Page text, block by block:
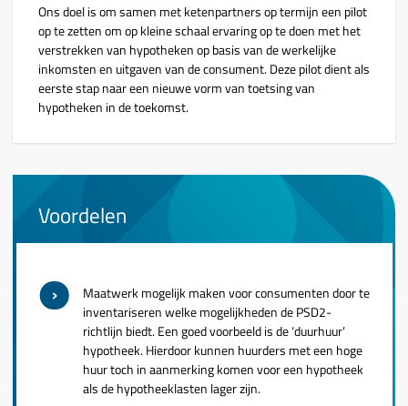
Ons doel is om samen met ketenpartners op termijn een pilot
op te zetten om op kleine schaal ervaring op te doen met het
verstrekken van hypotheken op basis van de werkelijke
inkomsten en uitgaven van de consument. Deze pilot dient als
eerste stap naar een nieuwe vorm van toetsing van
hypotheken in de toekomst.
Voordelen
Maatwerk mogelijk maken voor consumenten door te
inventariseren welke mogelijkheden de PSD2-
richtlijn biedt. Een goed voorbeeld is de ‘duurhuur’
hypotheek. Hierdoor kunnen huurders met een hoge
huur toch in aanmerking komen voor een hypotheek
als de hypotheeklasten lager zijn.